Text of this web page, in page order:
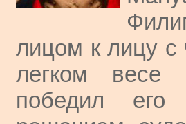
лицом к лицу
легком весе
победил